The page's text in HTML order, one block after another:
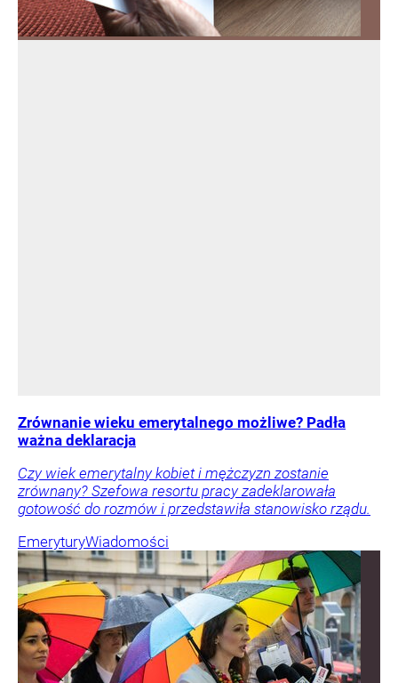
Zrównanie wieku emerytalnego możliwe? Padła
ważna deklaracja
Czy wiek emerytalny kobiet i mężczyzn zostanie
zrównany? Szefowa resortu pracy zadeklarowała
gotowość do rozmów i przedstawiła stanowisko rządu.
EmeryturyWiadomości